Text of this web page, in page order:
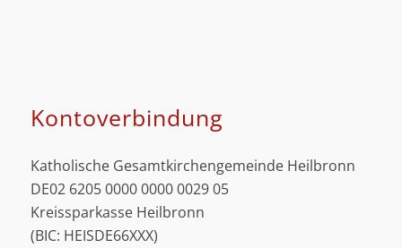
Kontoverbindung
Katholische Gesamtkirchengemeinde Heilbronn
DE02 6205 0000 0000 0029 05
Kreissparkasse Heilbronn
(BIC: HEISDE66XXX)